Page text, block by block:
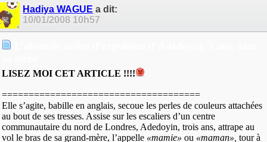
Hadiya WAGUE a dit:
10/01/2008 10h57
LISEZ MOI CET ARTICLE !!!!
=====================================
Elle s’agite, babille en anglais, secoue les perles de couleurs attachées
au bout de ses tresses. Assise sur les escaliers d’un centre
communautaire du nord de Londres, Adedoyin, trois ans, attrape au
vol le bras de sa grand-mère, l’appelle «mamie» ou «maman», tour à